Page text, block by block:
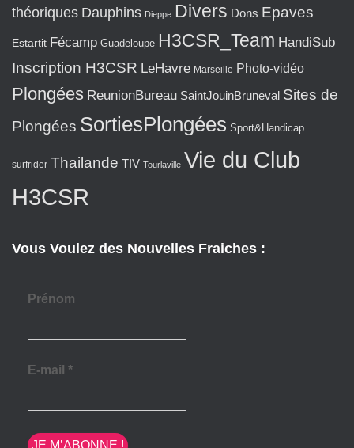
théoriques Dauphins Dieppe Divers Dons Epaves
Estartit Fécamp Guadeloupe H3CSR_Team HandiSub
Inscription H3CSR LeHavre Marseille Photo-vidéo
Plongées ReunionBureau SaintJouinBruneval Sites de
Plongées SortiesPlongées Sport&Handicap
surfrider Thailande TIV Tourlaville Vie du Club
H3CSR
Vous Voulez des Nouvelles Fraiches :
Prénom
E-mail *